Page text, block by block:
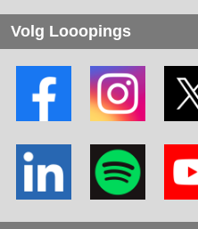
Volg Looopings